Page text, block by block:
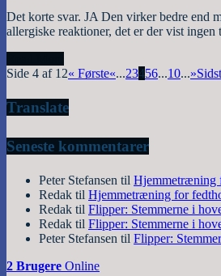
Det korte svar. JA Den virker bedre end
allergiske reaktioner, det er der vist ingen
Side 4 af 12« Første«...23456...10...»
Translate
Seneste kommentarer
Peter Stefansen til Hjemmetræning
Redak til Hjemmetræning for
Redak til Flipper: Stemmerne i
Redak til Flipper: Stemmerne i
Peter Stefansen til Flipper:
2 Brugere Online